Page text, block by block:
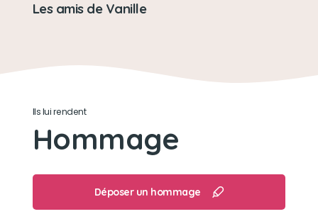
Raconter sa vie à tout le monde!
Voisins, passants...
Les amis de Vanille
Ils lui rendent
Hommage
Déposer un hommage